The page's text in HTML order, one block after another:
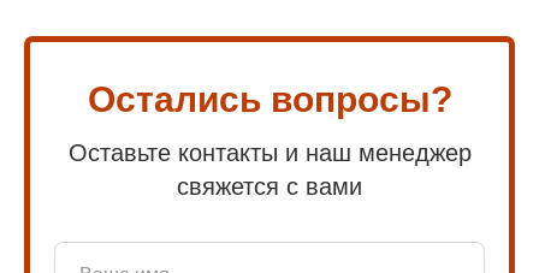
Остались вопросы?
Оставьте контакты и наш менеджер
свяжется с вами